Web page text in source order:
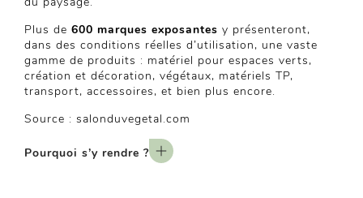
Plus de 600 marques exposantes y présenteront,
dans des conditions réelles d’utilisation, une vaste
gamme de produits : matériel pour espaces verts,
création et décoration, végétaux, matériels TP,
transport, accessoires, et bien plus encore.
Source : salonduvegetal.com
Pourquoi s’y rendre ?